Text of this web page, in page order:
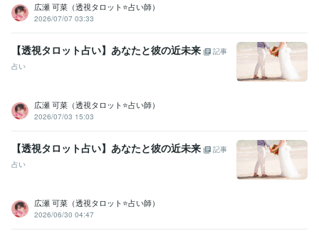
広瀬 可菜（透視タロット⭐占い師）
2026/07/07 03:33
【透視タロット占い】あなたと彼の近未来
記事
占い
広瀬 可菜（透視タロット⭐占い師）
2026/07/03 15:03
【透視タロット占い】あなたと彼の近未来
記事
占い
広瀬 可菜（透視タロット⭐占い師）
2026/06/30 04:47